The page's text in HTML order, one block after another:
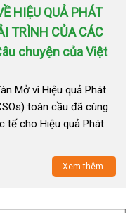
HIỆU QUẢ PHÁT
TRÌNH CỦA CÁC
chuyện của Việt
Mở vì Hiệu quả Phát
toàn cầu đã cùng
tế cho Hiệu quả Phát
Xem thêm